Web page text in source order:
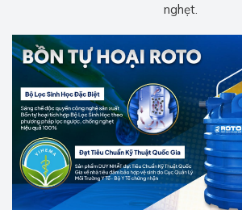
nghẹt.